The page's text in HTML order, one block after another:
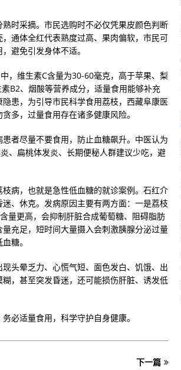
时采摘。市民选购时不必仅凭果皮颜色判断
通体全红代表熟度过高、果肉偏软，市民可
避免引发身体不适。
，维生素C含量为30-60毫克，高于苹果、梨
B2、烟酸等营养成分，适量食用能够补充
患，为引导市民科学食用荔枝，西藏阜康医
多，过量食用存在诸多健康风险。
者尽量不要食用，防止血糖飙升。中医认为
、扁桃体发炎、长期便秘人群建议少吃，避
病，也就是急性低血糖的就诊案例。石红介
、休克。发病原因主要有两方面：一是荔枝
量更高，会抑制肝脏合成葡萄糖、阻碍脂肪
充足，短时间大量摄入会刺激胰腺分泌过量
糖。
头晕乏力、心慌气短、面色发白、饥饿、出
，甚至突发昏迷，还可能损伤肝脏、诱发低
必适量食用，科学守护自身健康。
下一篇